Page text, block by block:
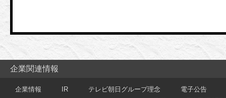
企業関連情報
企業情報 IR テレビ朝日グループ理念
電子公告